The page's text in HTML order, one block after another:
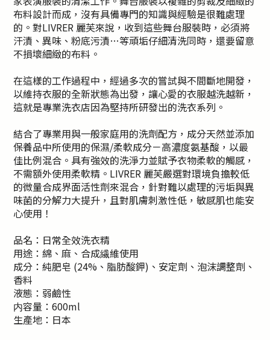
布料設計而成，沒有具備專門的知識與經驗是很難處理
的。對LIVRER 麗芙來說，收到這些舞台服裝時，必須將
汗漬、異味、粉底污漬…等頑垢仔細清洗同時，還要留意
不損壞細緻的布料。
在這樣的工作過程中，經過多次的嘗試與不間斷地開發，
以維持衣服的全新狀態為出發，讓心愛的衣服越洗越新，
這就是專業洗衣店因為堅持所研發出的洗衣系列。
結合了專業用與一般家庭用的洗劑配方，成分天然並添加
保養品中所使用的保濕/柔軟成分－高濃度氨基酸，以最
佳比例混合。具有強效的洗淨力並賦予衣物柔軟的觸感，
不需額外使用柔軟精。LIVRER 麗芙嚴選對環境負擔較低
的微量合成界面活性劑來混合，針對難以處理的污垢與異
味菌的分解力大提升，且對肌膚刺激性低，敏感肌也能安
心使用！
品名：日常全效洗衣精
用途：綿、麻、合成繊維使用
成分：純肥皂 (24%、脂肪酸鉀)、安定劑、泡沫調整劑、
香料
液態：弱鹼性
内容量：600ml
生產地：日本